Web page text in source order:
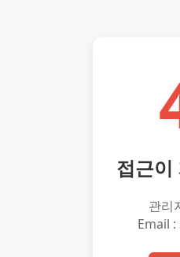
접근이
관리
Email